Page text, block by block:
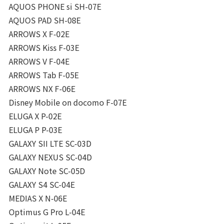
AQUOS PHONE si SH-07E
AQUOS PAD SH-08E
ARROWS X F-02E
ARROWS Kiss F-03E
ARROWS V F-04E
ARROWS Tab F-05E
ARROWS NX F-06E
Disney Mobile on docomo F-07E
ELUGA X P-02E
ELUGA P P-03E
GALAXY SII LTE SC-03D
GALAXY NEXUS SC-04D
GALAXY Note SC-05D
GALAXY S4 SC-04E
MEDIAS X N-06E
Optimus G Pro L-04E